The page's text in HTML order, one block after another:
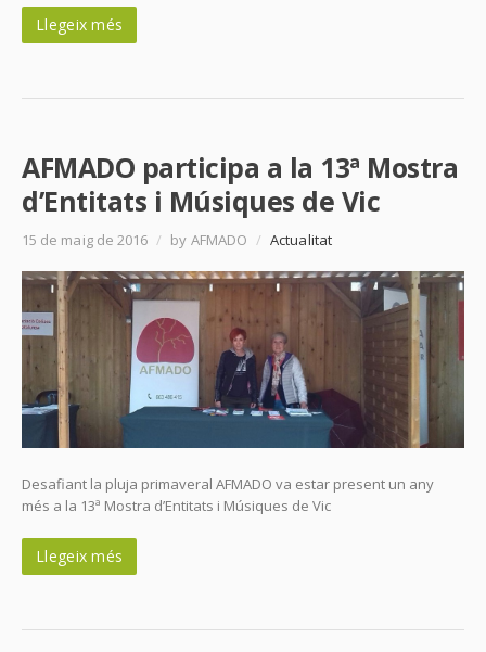
Llegeix més
AFMADO participa a la 13ª Mostra
d’Entitats i Músiques de Vic
15 de maig de 2016 / by AFMADO / Actualitat
Desafiant la pluja primaveral AFMADO va estar present un any
més a la 13ª Mostra d’Entitats i Músiques de Vic
Llegeix més